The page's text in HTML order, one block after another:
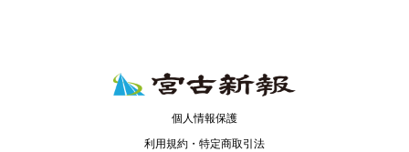
個人情報保護
利用規約・特定商取引法